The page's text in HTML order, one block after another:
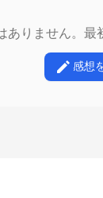
ありません。最
感想